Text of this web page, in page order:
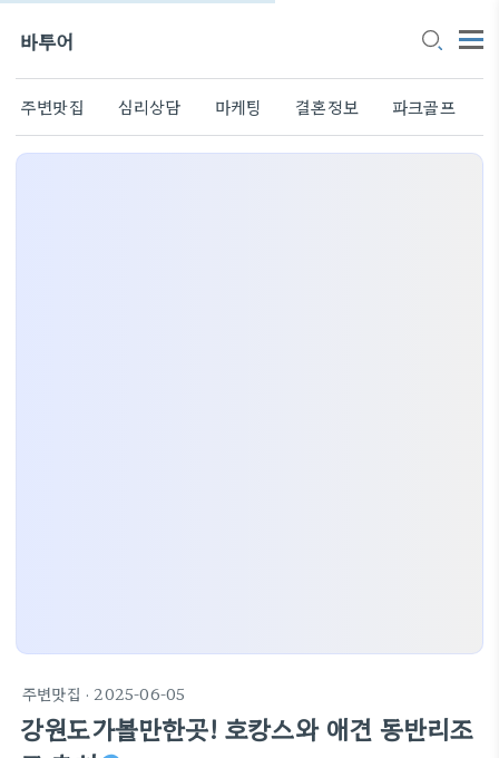
바투어
주변맛집 심리상담 마케팅 결혼정보 파크골프
주변맛집 · 2025-06-05
강원도가볼만한곳! 호캉스와 애견 동반리조